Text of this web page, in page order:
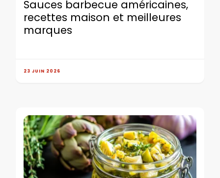
Sauces barbecue américaines,
recettes maison et meilleures
marques
23 JUIN 2026